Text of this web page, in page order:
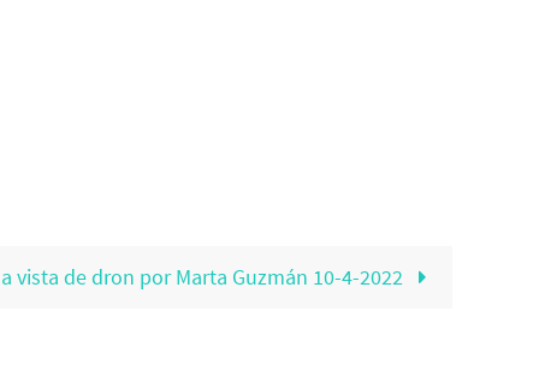
vista de dron por Marta Guzmán 10-4-2022